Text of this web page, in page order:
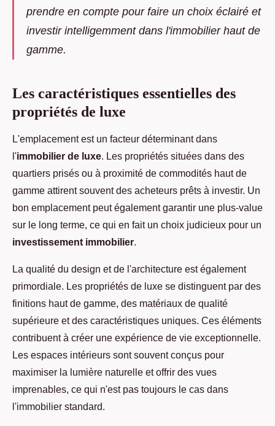
prendre en compte pour faire un choix éclairé et
investir intelligemment dans l'immobilier haut de
gamme.
Les caractéristiques essentielles des
propriétés de luxe
L'emplacement est un facteur déterminant dans
l'immobilier de luxe. Les propriétés situées dans des
quartiers prisés ou à proximité de commodités haut de
gamme attirent souvent des acheteurs prêts à investir. Un
bon emplacement peut également garantir une plus-value
sur le long terme, ce qui en fait un choix judicieux pour un
investissement immobilier.
La qualité du design et de l'architecture est également
primordiale. Les propriétés de luxe se distinguent par des
finitions haut de gamme, des matériaux de qualité
supérieure et des caractéristiques uniques. Ces éléments
contribuent à créer une expérience de vie exceptionnelle.
Les espaces intérieurs sont souvent conçus pour
maximiser la lumière naturelle et offrir des vues
imprenables, ce qui n'est pas toujours le cas dans
l'immobilier standard.